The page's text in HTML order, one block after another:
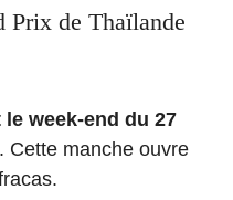
Prix de Thaïlande
week-end du 27
. Cette manche ouvre